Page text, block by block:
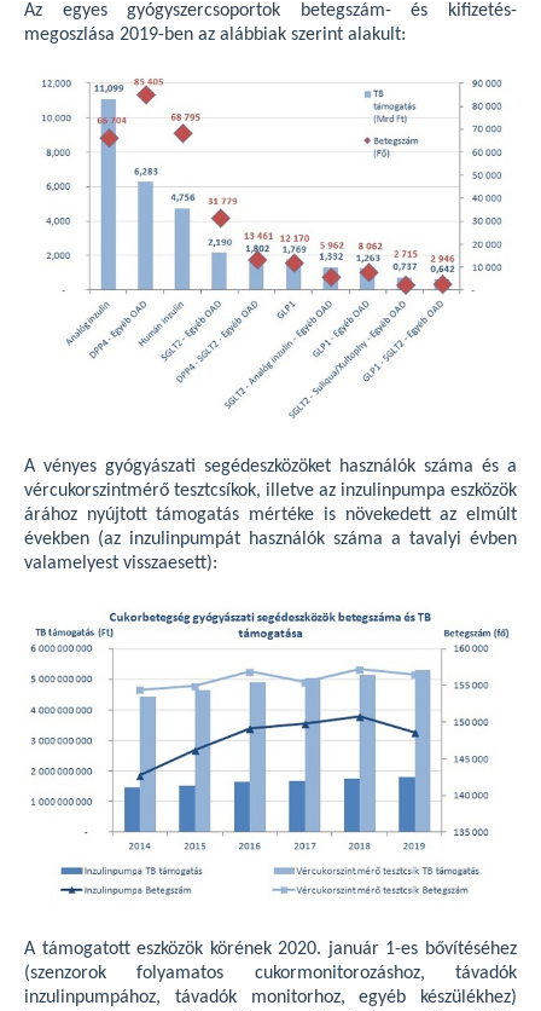
Az egyes gyógyszercsoportok betegszám- és kifizetés-
megoszlása 2019-ben az alábbiak szerint alakult:
A vényes gyógyászati segédeszközöket használók száma és a
vércukorszintmérő tesztcsíkok, illetve az inzulinpumpa eszközök
árához nyújtott támogatás mértéke is növekedett az elmúlt
években (az inzulinpumpát használók száma a tavalyi évben
valamelyest visszaesett):
A támogatott eszközök körének 2020. január 1-es bővítéséhez
(szenzorok folyamatos cukormonitorozáshoz, távadók
inzulinpumpához, távadók monitorhoz, egyéb készülékhez)